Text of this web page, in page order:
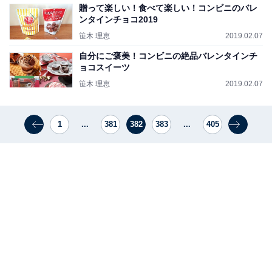
贈って楽しい！食べて楽しい！コンビニのバレ
ンタインチョコ2019
笹木 理恵 2019.02.07
自分にご褒美！コンビニの絶品バレンタインチ
ョコスイーツ
笹木 理恵 2019.02.07
1 ... 381 382 383 ... 405